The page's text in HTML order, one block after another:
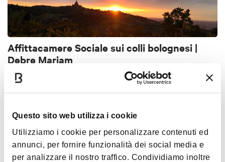
Questo sito web utilizza i cookie
Utilizziamo i cookie per personalizzare contenuti ed
annunci, per fornire funzionalità dei social media e
per analizzare il nostro traffico. Condividiamo inoltre
Affittacamere Sociale sui colli bolognesi |
Debre Mariam
BOLOGNA
BED & BREAKFAST